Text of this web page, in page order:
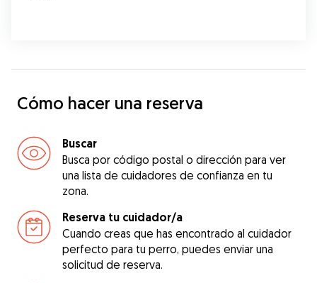
Cómo hacer una reserva
Buscar
Busca por código postal o dirección para ver
una lista de cuidadores de confianza en tu
zona.
Reserva tu cuidador/a
Cuando creas que has encontrado al cuidador
perfecto para tu perro, puedes enviar una
solicitud de reserva.